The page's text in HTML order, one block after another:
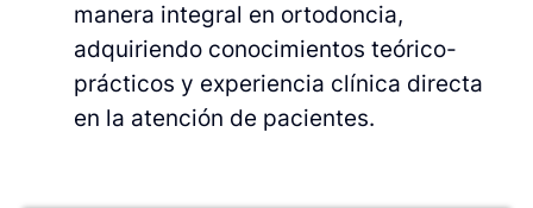
manera integral en ortodoncia,
adquiriendo conocimientos teórico-
prácticos y experiencia clínica directa
en la atención de pacientes.